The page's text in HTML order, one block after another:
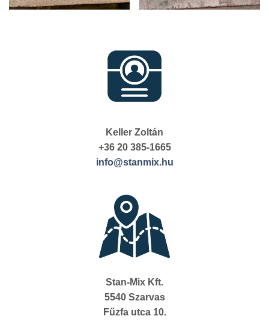
Keller Zoltán
+36 20 385-1665
info@stanmix.hu
Stan-Mix Kft.
5540 Szarvas
Fűzfa utca 10.